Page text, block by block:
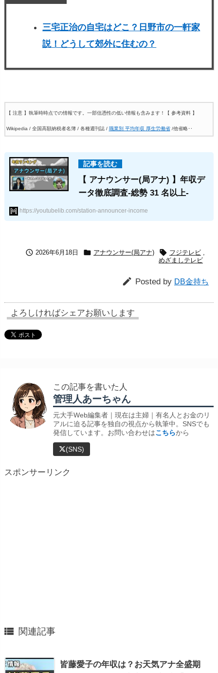
三宅正治の自宅はどこ？日野市の一軒家
説！どうして郊外に住むの？
【 注意 】執筆時時点での情報です。一部信憑性の低い情報も含みます！ 【 参考資料 】
Wikipedia / 全国高額納税者名簿 / 各種週刊誌 / 職業別 平均年収 厚生労働省/他省略‥
【 アナウンサー(局アナ) 】年収デ
ータ徹底調査-総勢 31 名以上-
https://youtubelib.com/station-announcer-income
 2026年6月18日  アナウンサー(局アナ)  フジテレビ ,
めざましテレビ
 Posted by DB金持ち
よろしければシェアお願いします
この記事を書いた人
管理人あーちゃん
元大手Web編集者｜現在は主婦｜有名人とお金のリ
アルに迫る記事を独自の視点から執筆中。SNSでも
発信しています。お問い合わせはこちらから
(SNS)
スポンサーリンク
 関連記事
皆藤愛子の年収は？お天気アナ全盛期